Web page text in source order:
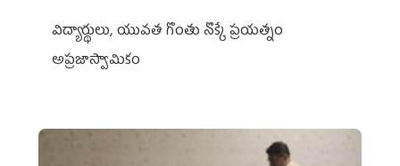
విద్యార్థులు, యువత గొంతు నొక్కే ప్రయత్నం
అప్రజాస్వామికం